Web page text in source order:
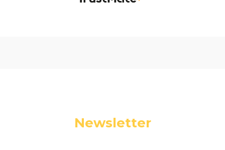
Newsletter